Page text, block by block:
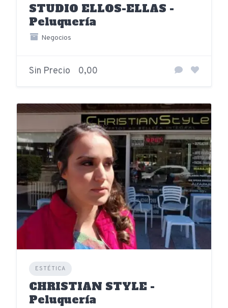
STUDIO ELLOS-ELLAS -
Peluquería
Negocios
Sin Precio 0,00
ESTÉTICA
CHRISTIAN STYLE -
Peluquería